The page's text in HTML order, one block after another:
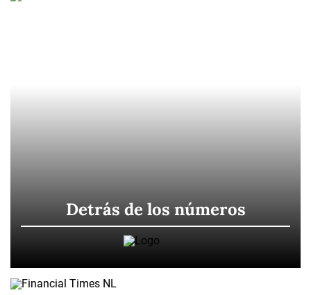
Detrás de los números